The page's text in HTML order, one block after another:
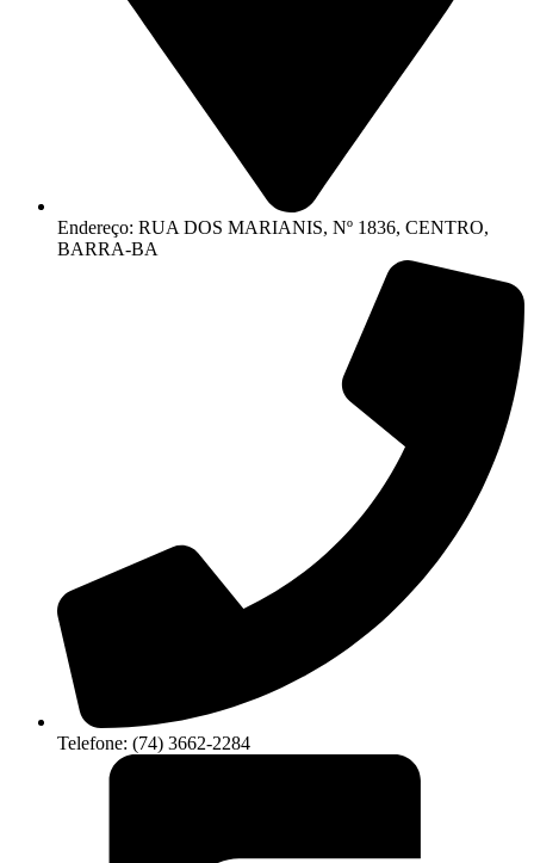
Endereço: RUA DOS MARIANIS, Nº 1836, CENTRO,
BARRA-BA
Telefone: (74) 3662-2284